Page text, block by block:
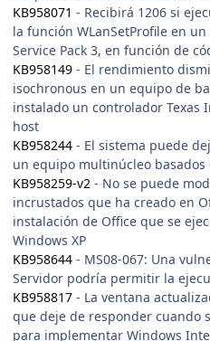
KB958071 - Recibirá 1206 si
la función WLanSetProfile en
Service Pack 3, en función de
KB958149 - El rendimiento
isochronous en un equipo de
instalado un controlador Texas
host
KB958244 - El sistema puede
un equipo multinúcleo basados
KB958259-v2 - No se puede
incrustados que ha creado en
instalación de Office que se
Windows XP
KB958644 - MS08-067: Una
Servidor podría permitir la
KB958817 - La ventana
que deje de responder cuando
para implementar Windows